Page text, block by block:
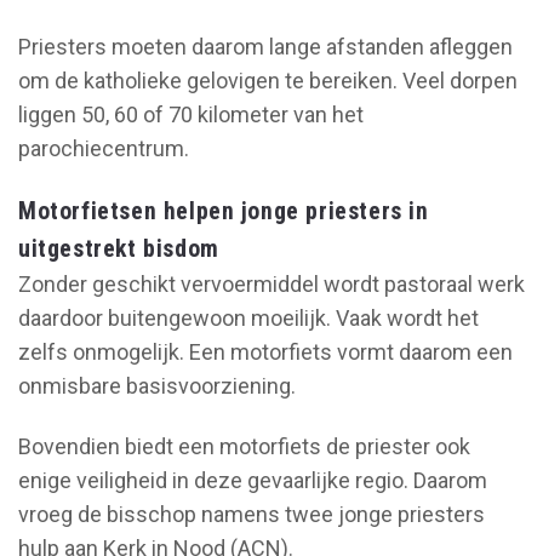
Priesters moeten daarom lange afstanden afleggen
om de katholieke gelovigen te bereiken. Veel dorpen
liggen 50, 60 of 70 kilometer van het
parochiecentrum.
Motorfietsen helpen jonge priesters in
uitgestrekt bisdom
Zonder geschikt vervoermiddel wordt pastoraal werk
daardoor buitengewoon moeilijk. Vaak wordt het
zelfs onmogelijk. Een motorfiets vormt daarom een
onmisbare basisvoorziening.
Bovendien biedt een motorfiets de priester ook
enige veiligheid in deze gevaarlijke regio. Daarom
vroeg de bisschop namens twee jonge priesters
hulp aan Kerk in Nood (ACN).